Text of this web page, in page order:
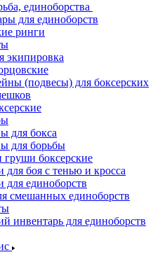
единоборства
для единоборств
ринги
экипировка
(подвесы) для боксерских
для бокса
для борьбы
боксерские
для боя с тенью и кросса
для единоборств
смешанных единоборств
инвентарь для единоборств